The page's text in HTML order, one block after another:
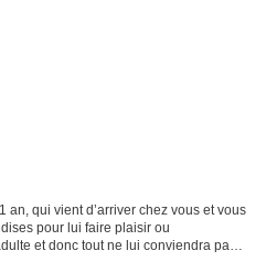
an, qui vient d’arriver chez vous et vous
pour lui faire plaisir ou
et donc tout ne lui conviendra pas.